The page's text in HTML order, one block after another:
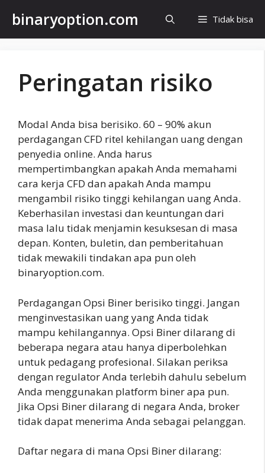
isi
binaryoption.com Tidak bisa
Peringatan risiko
Modal Anda bisa berisiko. 60 – 90% akun
perdagangan CFD ritel kehilangan uang dengan
penyedia online. Anda harus
mempertimbangkan apakah Anda memahami
cara kerja CFD dan apakah Anda mampu
mengambil risiko tinggi kehilangan uang Anda.
Keberhasilan investasi dan keuntungan dari
masa lalu tidak menjamin kesuksesan di masa
depan. Konten, buletin, dan pemberitahuan
tidak mewakili tindakan apa pun oleh
binaryoption.com.
Perdagangan Opsi Biner berisiko tinggi. Jangan
menginvestasikan uang yang Anda tidak
mampu kehilangannya. Opsi Biner dilarang di
beberapa negara atau hanya diperbolehkan
untuk pedagang profesional. Silakan periksa
dengan regulator Anda terlebih dahulu sebelum
Anda menggunakan platform biner apa pun.
Jika Opsi Biner dilarang di negara Anda, broker
tidak dapat menerima Anda sebagai pelanggan.
Daftar negara di mana Opsi Biner dilarang: